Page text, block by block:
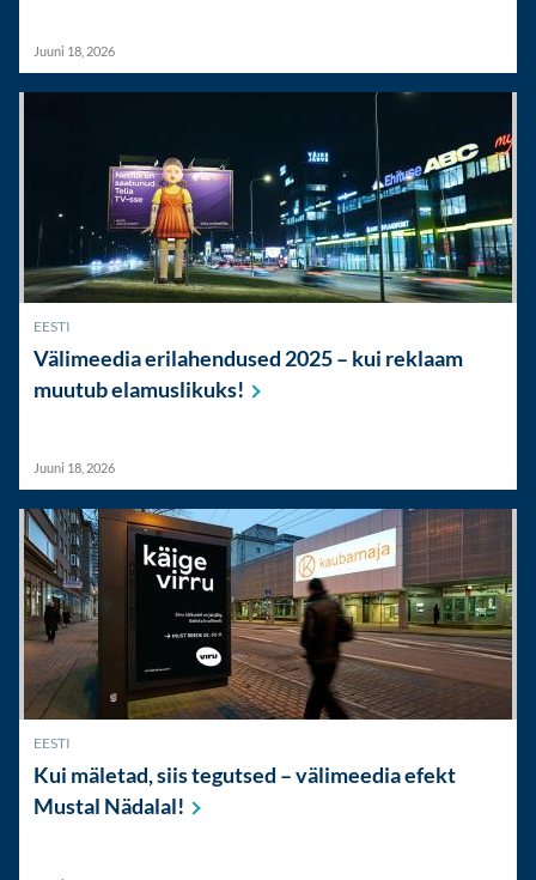
Juuni 18, 2026
EESTI
Välimeedia erilahendused 2025 – kui reklaam
muutubelamuslikuks!
Juuni 18, 2026
EESTI
Kui mäletad, siis tegutsed – välimeedia efekt
Mustal Nädalal!